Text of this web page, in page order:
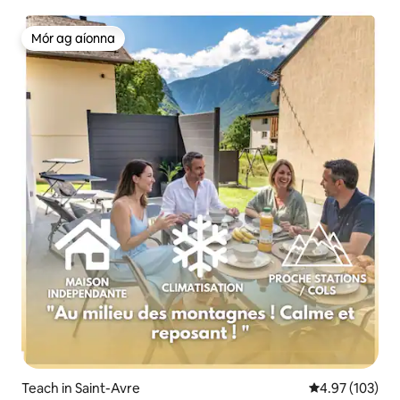
Mór ag aíonna
Mór ag aíonna
Teach in Saint-Avre Meánrátáil
4.97 (103)